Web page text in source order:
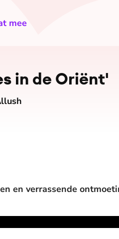
mee
in de Oriënt'
en verrassende